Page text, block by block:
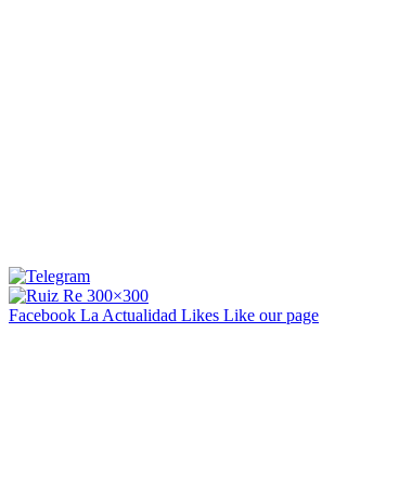
Facebook La Actualidad Likes Like our page